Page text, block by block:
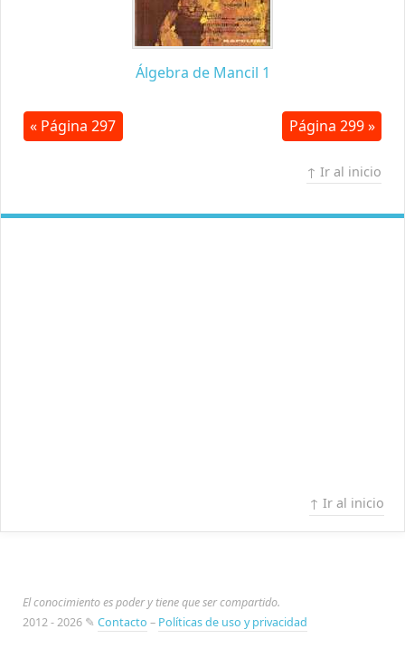
Álgebra de Mancil 1
« Página 297 Página 299 »
↑ Ir al inicio
↑ Ir al inicio
El conocimiento es poder y tiene que ser compartido.
2012 - 2026 ✎ Contacto – Políticas de uso y privacidad